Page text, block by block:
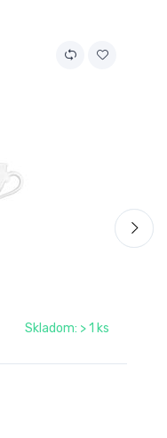
Skladom: > 1 ks